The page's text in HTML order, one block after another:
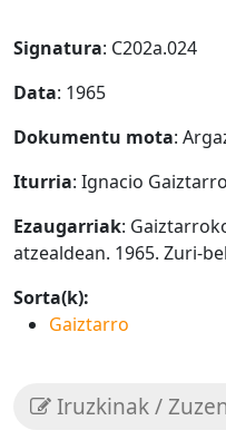
Signatura: C202a.024
Data: 1965
Dokumentu mota:
Iturria: Ignacio Gaiztarro
Ezaugarriak:
atzealdean. 1965. Zuri-
Sorta(k):
Gaiztarro
Iruzkinak /